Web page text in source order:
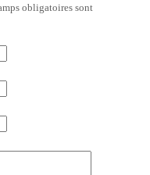
obligatoires sont